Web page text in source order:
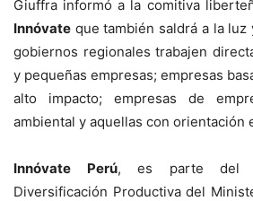
Giuffra informó a la comitiva
Innóvate que también saldrá a la
gobiernos regionales trabajen
y pequeñas empresas; empresas
alto impacto; empresas de
ambiental y aquellas con orientación
Innóvate Perú, es parte del
Diversificación Productiva del